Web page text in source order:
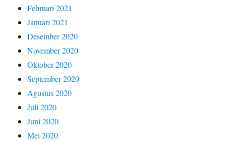
Februari 2021
Januari 2021
Desember 2020
November 2020
Oktober 2020
September 2020
Agustus 2020
Juli 2020
Juni 2020
Mei 2020